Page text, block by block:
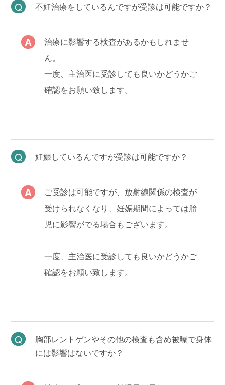
不妊治療をしているんですが受診は可能ですか？
治療に影響する検査があるかもしれませ
ん。
一度、主治医に受診しても良いかどうかご
確認をお願い致します。
妊娠しているんですが受診は可能ですか？
ご受診は可能ですが、放射線関係の検査が
受けられなくなり、妊娠期間によっては胎
児に影響がでる場合もございます。
一度、主治医に受診しても良いかどうかご
確認をお願い致します。
胸部レントゲンやその他の検査も含め被曝で身体
には影響はないですか？